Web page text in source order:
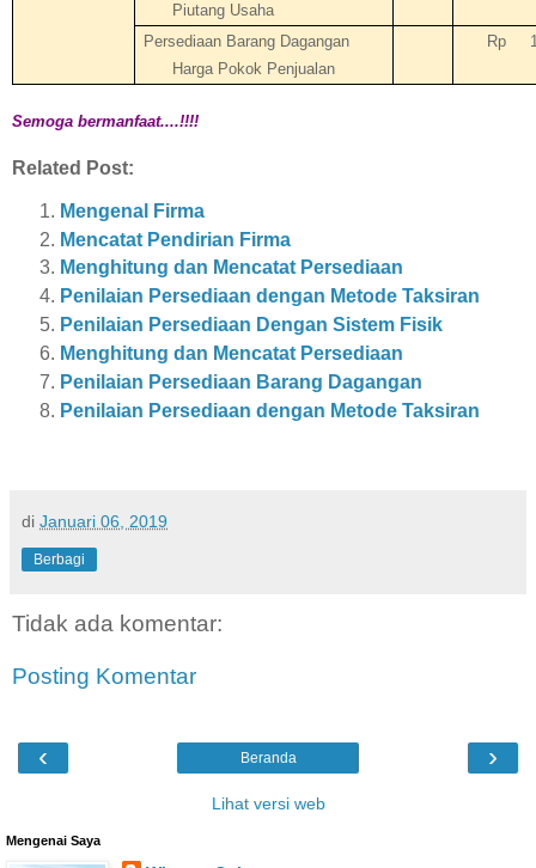
Piutang Usaha
Persediaan Barang Dagangan
Harga Pokok Penjualan
Rp
Semoga bermanfaat....!!!!
Related Post:
Mengenal Firma
Mencatat Pendirian Firma
Menghitung dan Mencatat Persediaan
Penilaian Persediaan dengan Metode Taksiran
Penilaian Persediaan Dengan Sistem Fisik
Menghitung dan Mencatat Persediaan
Penilaian Persediaan Barang Dagangan
Penilaian Persediaan dengan Metode Taksiran
di Januari 06, 2019
Berbagi
Tidak ada komentar:
Posting Komentar
‹ ›
Beranda
Lihat versi web
Mengenai Saya